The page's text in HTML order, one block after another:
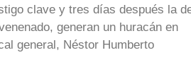
clave y tres días después la
generan un huracán en
general, Néstor Humberto